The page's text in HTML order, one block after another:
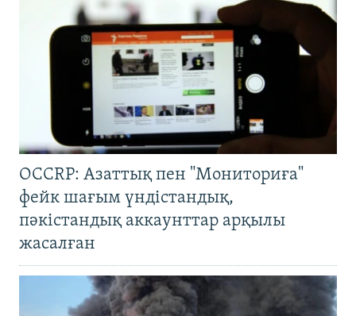
OCCRP: Азаттық пен "Мониториға"
фейк шағым үндістандық,
пәкістандық аккаунттар арқылы
жасалған